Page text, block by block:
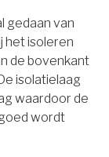
gedaan van
het isoleren
de bovenkant
isolatielaag
waardoor de
wordt